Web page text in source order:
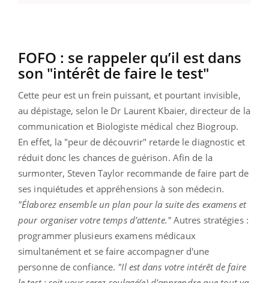
FOFO : se rappeler qu’il est dans
son "intérêt de faire le test"
Cette peur est un frein puissant, et pourtant invisible,
au dépistage, selon le Dr Laurent Kbaier, directeur de la
communication et Biologiste médical chez Biogroup.
En effet, la "peur de découvrir" retarde le diagnostic et
réduit donc les chances de guérison. Afin de la
surmonter, Steven Taylor recommande de faire part de
ses inquiétudes et appréhensions à son médecin.
"Élaborez ensemble un plan pour la suite des examens et
pour organiser votre temps d’attente."Autres stratégies :
programmer plusieurs examens médicaux
simultanément et se faire accompagner d'une
personne de confiance. "Il est dans votre intérêt de faire